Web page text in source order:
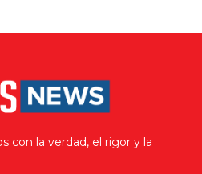
con la verdad, el rigor y la